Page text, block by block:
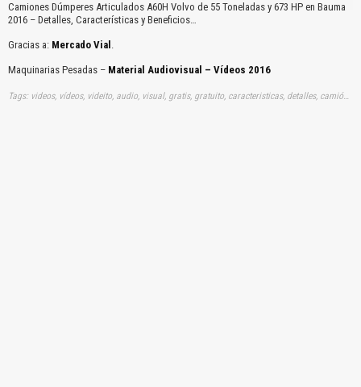
Camiones Dúmperes Articulados A60H Volvo de 55 Toneladas y 673 HP en Bauma
2016 – Detalles, Características y Beneficios…
Gracias a: Mercado Vial .
Maquinarias Pesadas – Material Audiovisual – Vídeos 2016
Tags: videos, vídeos, videito, audio, visual, gratis, gratuito, caracteristicas, detalles, camión, articuladas, dúmpers, dumpers, dumperes, volvos